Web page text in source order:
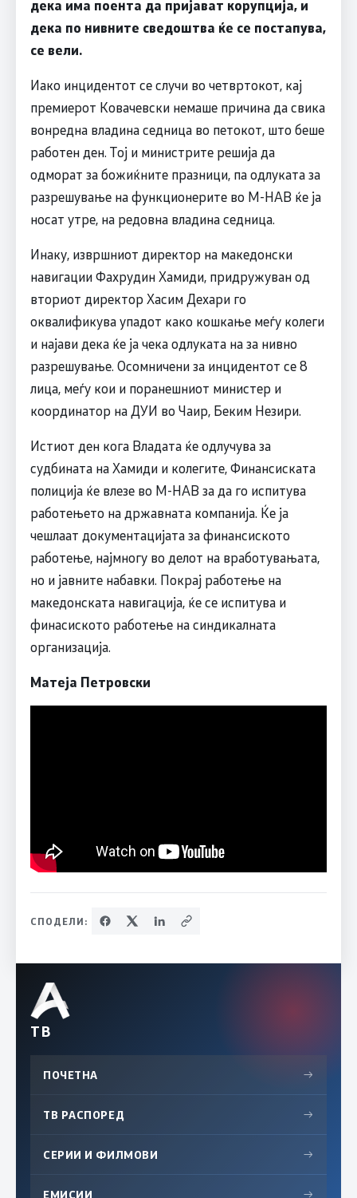
дека има поента да пријават корупција, и
дека по нивните сведоштва ќе се постапува,
се вели.
Иако инцидентот се случи во четвртокот, кај
премиерот Ковачевски немаше причина да свика
вонредна владина седница во петокот, што беше
работен ден. Тој и министрите решија да
одморат за божиќните празници, па одлуката за
разрешување на функционерите во М-НАВ ќе ја
носат утре, на редовна владина седница.
Инаку, извршниот директор на македонски
навигации Фахрудин Хамиди, придружуван од
вториот директор Хасим Дехари го
оквалификува упадот како кошкање меѓу колеги
и најави дека ќе ја чека одлуката на за нивно
разрешување. Осомничени за инцидентот се 8
лица, меѓу кои и поранешниот министер и
координатор на ДУИ во Чаир, Беким Незири.
Истиот ден кога Владата ќе одлучува за
судбината на Хамиди и колегите, Финансиската
полиција ќе влезе во М-НАВ за да го испитува
работењето на државната компанија. Ќе ја
чешлаат документацијата за финансиското
работење, најмногу во делот на вработувањата,
но и јавните набавки. Покрај работење на
македонската навигација, ќе се испитува и
финасиското работење на синдикалната
организација.
Матеја Петровски
СПОДЕЛИ:
ТВ
ПОЧЕТНА →
ТВ РАСПОРЕД →
СЕРИИ И ФИЛМОВИ →
ЕМИСИИ →